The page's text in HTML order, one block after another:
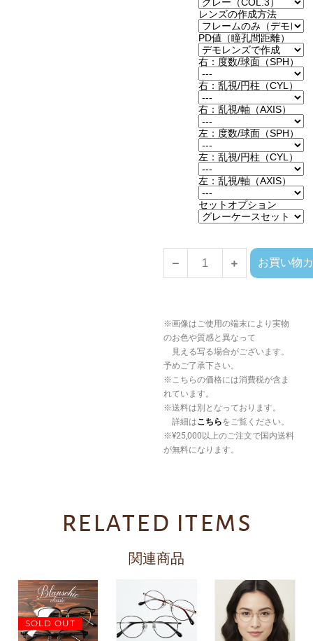
レンズの作成方法
PD値（瞳孔間距離）
右：度数/球面（SPH）
右：乱視/円柱（CYL）
右：乱視/軸（AXIS）
左：度数/球面（SPH）
左：乱視/円柱（CYL）
左：乱視/軸（AXIS）
セットオプション
お買い物
※画像はご使用の端末により実物
のお色や質感と異なって
見える写る場合がございます。
予めご了承下さい。
※こちらの価格には消費税が含ま
れています。
※送料は別となっております。
詳細はこちらをご覧ください。
※¥25,000以上のご注文で国内送料
が無料になります。
related items
関連商品
SOLD OUT